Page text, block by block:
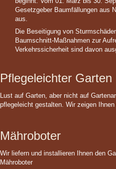
Gesetzgeber Baumfällungen aus
aus.
Die Beseitigung von
Baumschnitt-Maßnahmen zur
Verkehrssicherheit sind davon
Pflegeleichter Garten
Lust auf Garten, aber nicht auf
pflegeleicht gestalten. Wir zeigen Ihnen
Mähroboter
Wir liefern und installieren Ihnen den
Mähroboter